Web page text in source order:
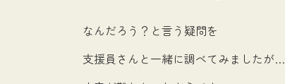
なんだろう？と言う疑問を
支援員さんと一緒に調べてみましたが…